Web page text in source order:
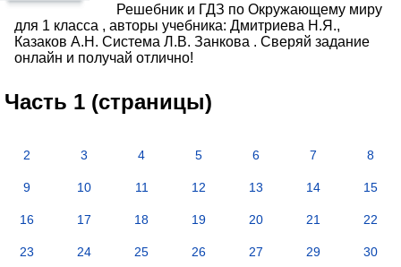
Решебник и ГДЗ по Окружающему миру
для 1 класса , авторы учебника: Дмитриева Н.Я.,
Казаков А.Н. Система Л.В. Занкова . Сверяй задание
онлайн и получай отлично!
Часть 1 (страницы)
2 3 4 5 6 7 8
9 10 11 12 13 14 15
16 17 18 19 20 21 22
23 24 25 26 27 29 30